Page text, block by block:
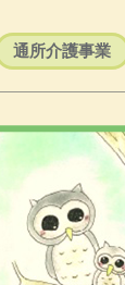
通所介護事業